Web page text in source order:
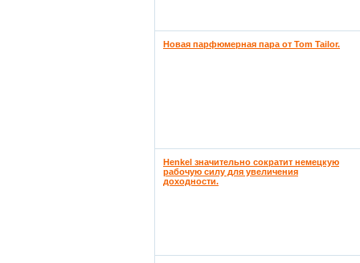
Новая парфюмерная пара от Tom Tailor.
Henkel значительно сократит немецкую
рабочую силу для увеличения
доходности.